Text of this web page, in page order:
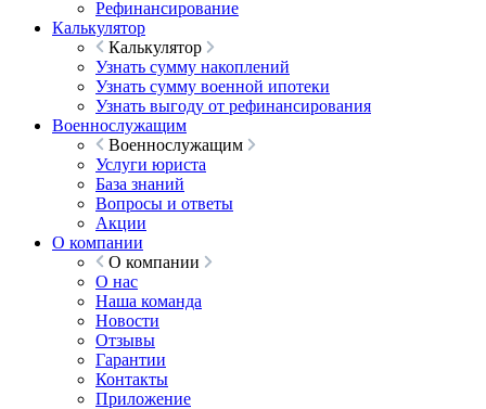
Рефинансирование
Калькулятор
Калькулятор
Узнать сумму накоплений
Узнать сумму военной ипотеки
Узнать выгоду от рефинансирования
Военнослужащим
Военнослужащим
Услуги юриста
База знаний
Вопросы и ответы
Акции
О компании
О компании
О нас
Наша команда
Новости
Отзывы
Гарантии
Контакты
Приложение